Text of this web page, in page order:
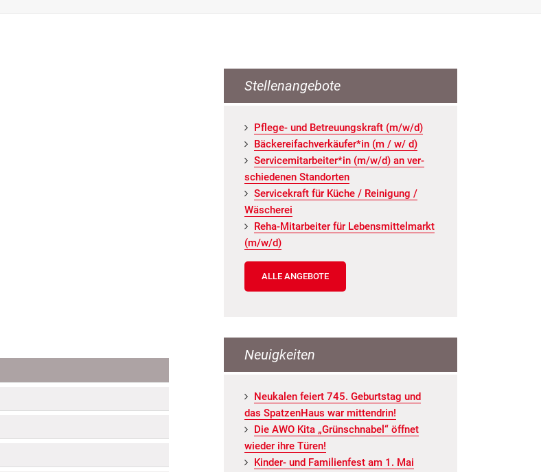
Stellenangebote
Pfle­ge- und Be­treu­ungs­kraft (m/w/d)
Bä­cke­rei­fach­ver­käu­fer*in (m / w/ d)
Ser­vice­mit­ar­bei­ter*in (m/w/d) an ver­
schie­de­nen Stand­or­ten
Ser­vice­kraft für Küche / Rei­ni­gung /
Wä­sche­rei
Reha-Mit­ar­bei­ter für Le­bens­mit­tel­markt
(m/w/d)
ALLE ANGEBOTE
Neuigkeiten
Neu­ka­len fei­ert 745. Ge­burts­tag und
das Spat­zen­Haus war mit­ten­drin!
Die AWO Kita „Grün­schna­bel“ öff­net
wie­der ihre Türen!
Kin­der- und Fa­mi­li­en­fest am 1. Mai